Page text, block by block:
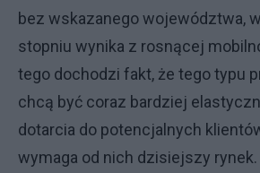
bez wskazanego województwa,
stopniu wynika z rosnącej
tego dochodzi fakt, że tego typu
chcą być coraz bardziej
dotarcia do potencjalnych
wymaga od nich dzisiejszy rynek.